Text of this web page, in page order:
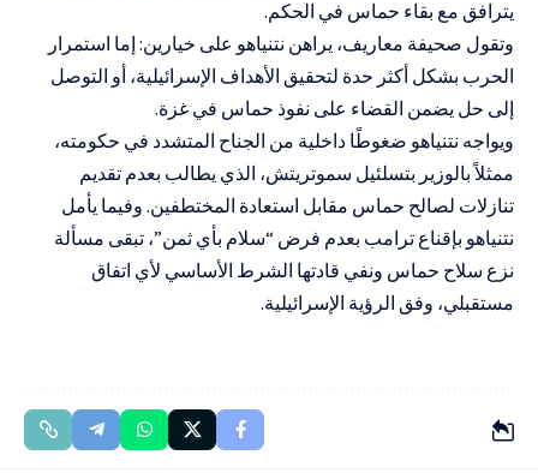
يترافق مع بقاء حماس في الحكم.
وتقول صحيفة معاريف، يراهن نتنياهو على خيارين: إما استمرار
الحرب بشكل أكثر حدة لتحقيق الأهداف الإسرائيلية، أو التوصل
إلى حل يضمن القضاء على نفوذ حماس في غزة.
ويواجه نتنياهو ضغوطًا داخلية من الجناح المتشدد في حكومته،
ممثلاً بالوزير بتسلئيل سموتريتش، الذي يطالب بعدم تقديم
تنازلات لصالح حماس مقابل استعادة المختطفين. وفيما يأمل
نتنياهو بإقناع ترامب بعدم فرض “سلام بأي ثمن”، تبقى مسألة
نزع سلاح حماس ونفي قادتها الشرط الأساسي لأي اتفاق
مستقبلي، وفق الرؤية الإسرائيلية.